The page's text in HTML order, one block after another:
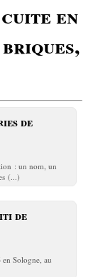
en
de
: un nom, un
(...)
de
Sologne, au